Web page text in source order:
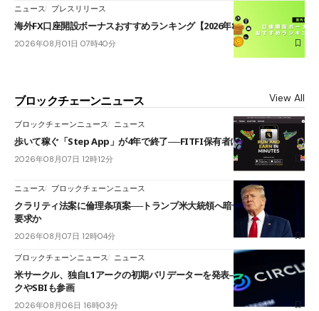
ニュース プレスリリース
海外FX口座開設ボーナスおすすめランキング【2026年8月最新】
2026年08月01日 07時40分
ブロックチェーンニュース View All
ブロックチェーンニュース ニュース
歩いて稼ぐ「Step App」が4年で終了──FITFI保有者に対応呼びかけ
2026年08月07日 12時12分
ニュース ブロックチェーンニュース
クラリティ法案に倫理条項案──トランプ米大統領へ暗号資産事業の売却
要求か
2026年08月07日 12時04分
ブロックチェーンニュース ニュース
米サークル、独自L1アークの初期バリデーターを発表――ブラックロッ
クやSBIも参画
2026年08月06日 16時03分